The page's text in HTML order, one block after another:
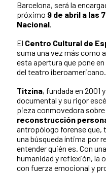
Barcelona, será la
próximo 9 de abril a las
Nacional
El Centro Cultural de
suma una vez más como
esta apertura que pone
del teatro iberoamericano.
Titzina, fundada en 2001
documental y su rigor
pieza conmovedora sobre
reconstrucción
antropólogo forense que,
una búsqueda íntima por
entender quién es. Con
humanidad y reflexión, la
con fuerza emocional y